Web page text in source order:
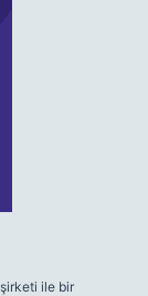
ile bir